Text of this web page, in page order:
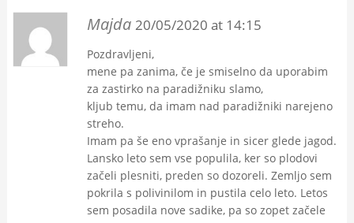
Majda20/05/2020 at 14:15
Pozdravljeni,
mene pa zanima, če je smiselno da uporabim
za zastirko na paradižniku slamo,
kljub temu, da imam nad paradižniki narejeno
streho.
Imam pa še eno vprašanje in sicer glede jagod.
Lansko leto sem vse populila, ker so plodovi
začeli plesniti, preden so dozoreli. Zemljo sem
pokrila s polivinilom in pustila celo leto. Letos
sem posadila nove sadike, pa so zopet začele